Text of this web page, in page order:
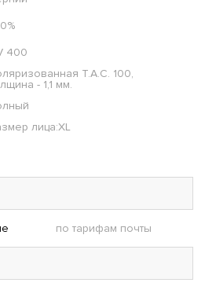
400
T.A.C. 100,
- 1,1 мм.
лица:XL
по тарифам почты